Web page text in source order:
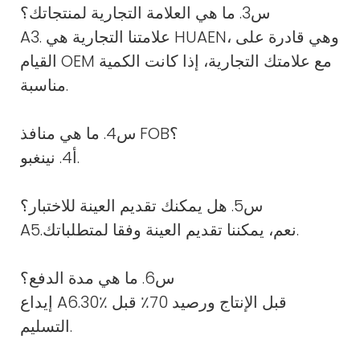
س3. ما هي العلامة التجارية لمنتجاتك؟
A3. علامتنا التجارية هي HUAEN، وهي قادرة على
القيام OEM مع علامتك التجارية، إذا كانت الكمية
مناسبة.
س4. ما هي منافذ FOB؟
أ4. نينغبو.
س5. هل يمكنك تقديم العينة للاختبار؟
A5.نعم، يمكننا تقديم العينة وفقا لمتطلباتك.
س6. ما هي مدة الدفع؟
إيداع A6.30٪ قبل الإنتاج ورصيد 70٪ قبل
التسليم.